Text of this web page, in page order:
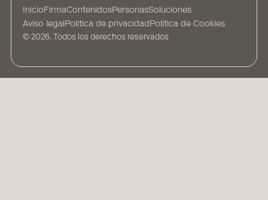
© 2026. Todos los derechos reservados
InicioFirmaContenidosPersonasSoluciones
Aviso legalPolítica de privacidadPolítica de Cookies